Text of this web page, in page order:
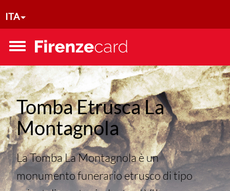
ITA
Toggle
Tomba Etrusca La
Montagnola
La Tomba La Montagnola è un
monumento funerario etrusco di tipo